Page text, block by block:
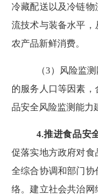
冷藏配送以及冷链
流技术与装备水平
农产品新鲜消费。
（3）风险监
的服务人口等因素
品安全风险监测能力
4.推进食品安
促落实地方政府对
全综合协调和部门
络。建立社会共治